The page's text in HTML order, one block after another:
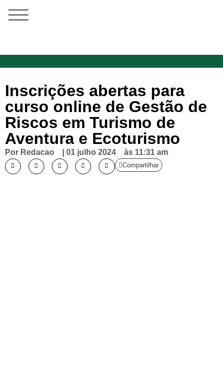
Inscrições abertas para
curso online de Gestão de
Riscos em Turismo de
Aventura e Ecoturismo
Por Redacao 01 julho 2024 às 11:31 am
Compartilhar